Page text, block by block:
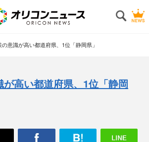
意識が高い都道府県、1位「静岡県」
高い都道府県、1位「静岡